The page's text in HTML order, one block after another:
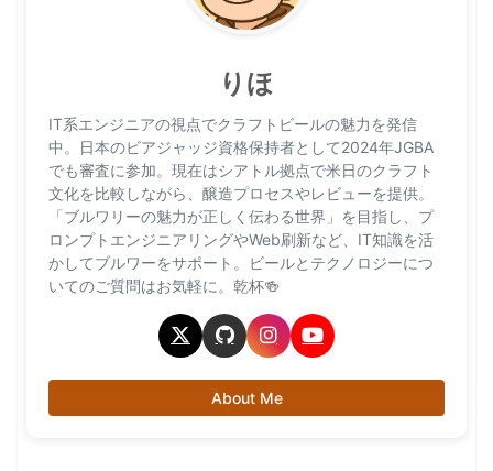
りほ
IT系エンジニアの視点でクラフトビールの魅力を発信
中。日本のビアジャッジ資格保持者として2024年JGBA
でも審査に参加。現在はシアトル拠点で米日のクラフト
文化を比較しながら、醸造プロセスやレビューを提供。
「ブルワリーの魅力が正しく伝わる世界」を目指し、プ
ロンプトエンジニアリングやWeb刷新など、IT知識を活
かしてブルワーをサポート。ビールとテクノロジーにつ
いてのご質問はお気軽に。乾杯🍻
About Me